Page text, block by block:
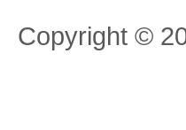
Copyright ©